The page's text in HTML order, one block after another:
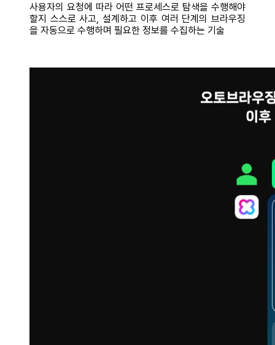
사용자의 요청에 따라 어떤 프로세스로 탐색을 수행해야
할지 스스로 사고, 설계하고 이후 여러 단계의 브라우징
을 자동으로 수행하며 필요한 정보를 수집하는 기술